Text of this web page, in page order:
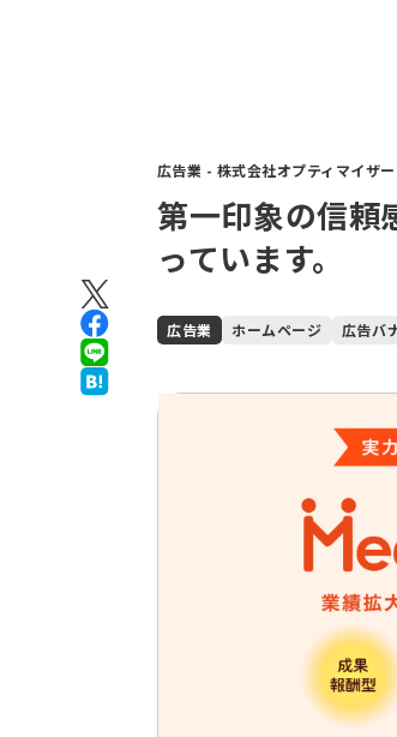
広告業 - 株式会社オプティマイザー
第一印象の信頼
っています。
広告業 ホームページ 広告バ